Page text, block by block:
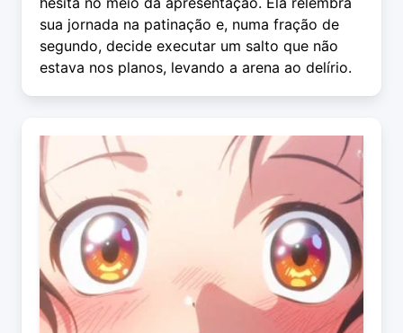
sua jornada na patinação e, numa fração de
segundo, decide executar um salto que não
estava nos planos, levando a arena ao delírio.